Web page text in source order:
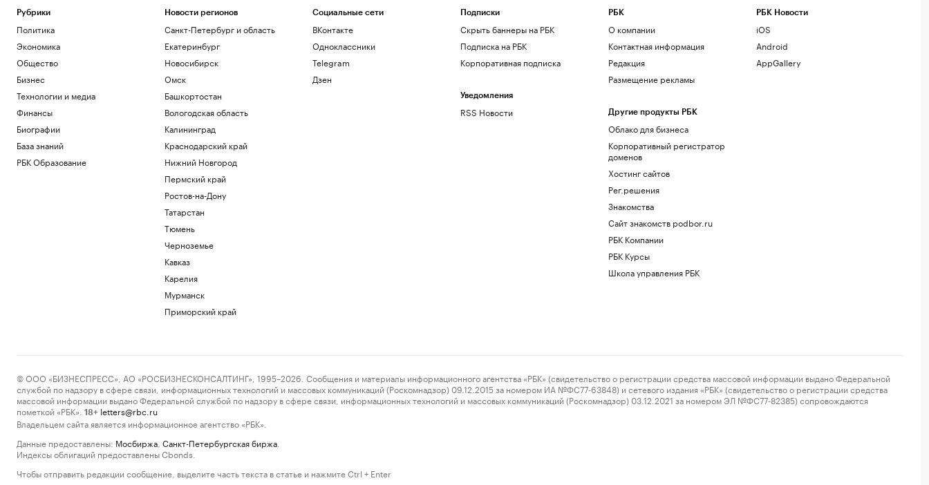
Рубрики
Политика
Экономика
Общество
Бизнес
Технологии и медиа
Финансы
Биографии
База знаний
РБК Образование
Новости регионов
Санкт-Петербург и область
Екатеринбург
Новосибирск
Омск
Башкортостан
Вологодская область
Калининград
Краснодарский край
Нижний Новгород
Пермский край
Ростов-на-Дону
Татарстан
Тюмень
Черноземье
Кавказ
Карелия
Мурманск
Приморский край
Социальные сети
ВКонтакте
Одноклассники
Telegram
Дзен
Подписки
Скрыть баннеры на РБК
Подписка на РБК
Корпоративная подписка
Уведомления
RSS Новости
РБК
О компании
Контактная информация
Редакция
Размещение рекламы
Другие продукты РБК
Облако для бизнеса
Корпоративный регистратор
доменов
Хостинг сайтов
Рег.решения
Знакомства
Сайт знакомств podbor.ru
РБК Компании
РБК Курсы
Школа управления РБК
РБК Новости
iOS
Android
AppGallery
© ООО «БИЗНЕСПРЕСС», АО «РОСБИЗНЕСКОНСАЛТИНГ», 1995–2026. Сообщения и материалы информационного агентства «РБК» (свидетельство о регистрации средства массовой информации выдано Федеральной
службой по надзору в сфере связи, информационных технологий и массовых коммуникаций (Роскомнадзор) 09.12.2015 за номером ИА №ФС77-63848) и сетевого издания «РБК» (свидетельство о регистрации средства
массовой информации выдано Федеральной службой по надзору в сфере связи, информационных технологий и массовых коммуникаций (Роскомнадзор) 03.12.2021 за номером ЭЛ №ФС77-82385) сопровождаются
пометкой «РБК».
18+ letters@rbc.ru
Владельцем сайта является информационное агентство «РБК».
Данные предоставлены: Мосбиржа Санкт-Петербургская биржа
Индексы облигаций предоставлены Cbonds.
Чтобы отправить редакции сообщение, выделите часть текста в статье и нажмите Ctrl + Enter